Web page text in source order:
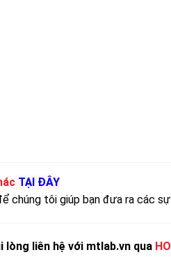
TẠI ĐÂY
chúng tôi giúp bạn đưa ra các
lòng liên hệ với mtlab.vn qua